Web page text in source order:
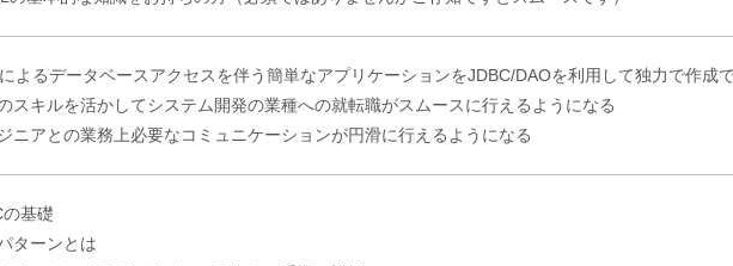
によるデータベースアクセスを伴う簡単なアプリケーションをJDBC/DAOを利用して独力で作成
スキルを活かしてシステム開発の業種への就転職がスムースに行えるようになる
ニアとの業務上必要なコミュニケーションが円滑に行えるようになる
基礎
ターンとは